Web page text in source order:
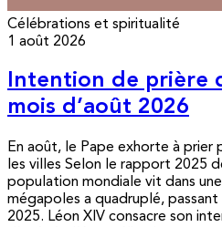
Célébrations et spiritualité
1 août 2026
Intention de prière
mois d’août 2026
En août, le Pape exhorte à prier
les villes Selon le rapport 2025
population mondiale vit dans
mégapoles a quadruplé,
2025. Léon XIV consacre son